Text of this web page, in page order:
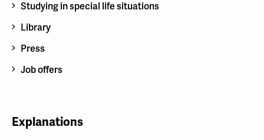
Studying in special life situations
Library
Press
Job offers
Explanations